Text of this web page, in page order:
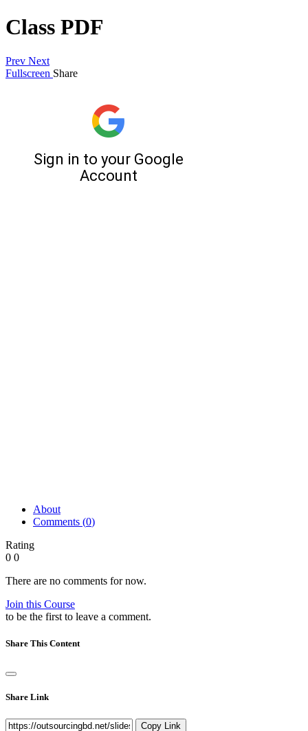
Class PDF
Prev Next
Fullscreen Share
About
Comments (0)
Rating
0 0
There are no comments for now.
Join this Course
to be the first to leave a comment.
Share This Content
Share Link
Copy Link